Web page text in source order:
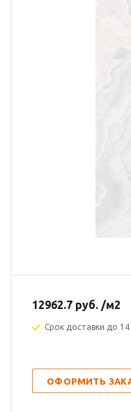
12962.7 руб. /м2
Срок доставки до
ОФОРМИТЬ